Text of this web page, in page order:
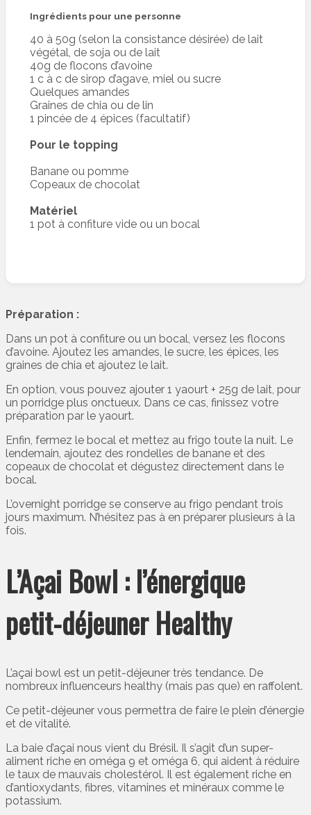
Ingrédients pour une personne
40 à 50g (selon la consistance désirée) de lait
végétal, de soja ou de lait
40g de flocons d’avoine
1 c à c de sirop d’agave, miel ou sucre
Quelques amandes
Graines de chia ou de lin
1 pincée de 4 épices (facultatif)
Pour le topping
Banane ou pomme
Copeaux de chocolat
Matériel
1 pot à confiture vide ou un bocal
Préparation :
Dans un pot à confiture ou un bocal, versez les flocons
d’avoine. Ajoutez les amandes, le sucre, les épices, les
graines de chia et ajoutez le lait.
En option, vous pouvez ajouter 1 yaourt + 25g de lait, pour
un porridge plus onctueux. Dans ce cas, finissez votre
préparation par le yaourt.
Enfin, fermez le bocal et mettez au frigo toute la nuit. Le
lendemain, ajoutez des rondelles de banane et des
copeaux de chocolat et dégustez directement dans le
bocal.
L’overnight porridge se conserve au frigo pendant trois
jours maximum. N’hésitez pas à en préparer plusieurs à la
fois.
L’Açai Bowl : l’énergique
petit-déjeuner Healthy
L’açai bowl est un petit-déjeuner très tendance. De
nombreux influenceurs healthy (mais pas que) en raffolent.
Ce petit-déjeuner vous permettra de faire le plein d’énergie
et de vitalité.
La baie d’açai nous vient du Brésil. Il s’agit d’un super-
aliment riche en oméga 9 et oméga 6, qui aident à réduire
le taux de mauvais cholestérol. Il est également riche en
d’antioxydants, fibres, vitamines et minéraux comme le
potassium.